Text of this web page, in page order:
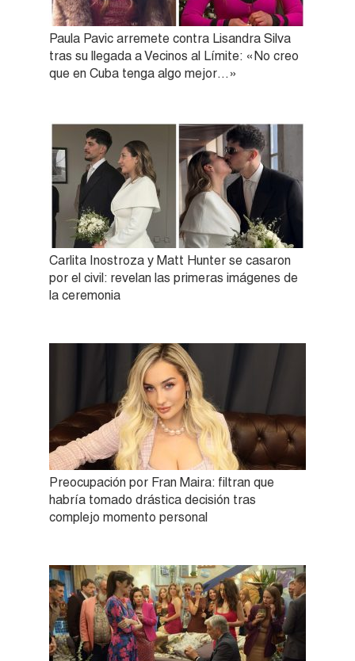
Paula Pavic arremete contra Lisandra Silva
tras su llegada a Vecinos al Límite: «No creo
que en Cuba tenga algo mejor…»
Carlita Inostroza y Matt Hunter se casaron
por el civil: revelan las primeras imágenes de
la ceremonia
Preocupación por Fran Maira: filtran que
habría tomado drástica decisión tras
complejo momento personal